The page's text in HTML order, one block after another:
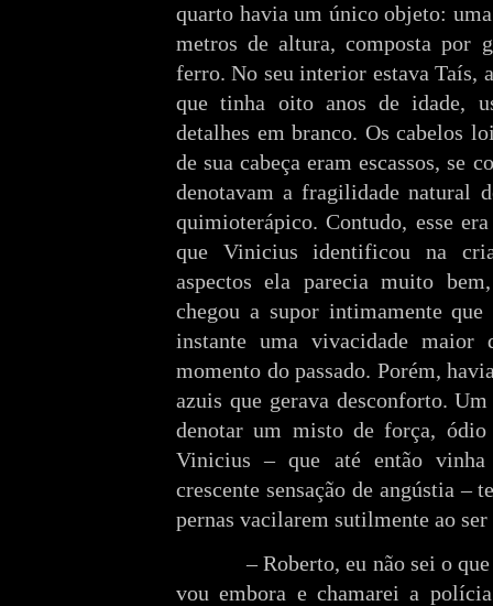
quarto havia um único objeto:
metros de altura, composta por
ferro. No seu interior estava Taís,
que tinha oito anos de idade,
detalhes em branco. Os cabelos
de sua cabeça eram escassos, se
denotavam a fragilidade natural
quimioterápico. Contudo, esse
que Vinicius identificou na
aspectos ela parecia muito
chegou a supor intimamente
instante uma vivacidade maior
momento do passado. Porém,
azuis que gerava desconforto.
denotar um misto de força, ódio
Vinicius – que até então vinha
crescente sensação de angústia –
pernas vacilarem sutilmente ao
– Roberto, eu não sei o
vou embora e chamarei a